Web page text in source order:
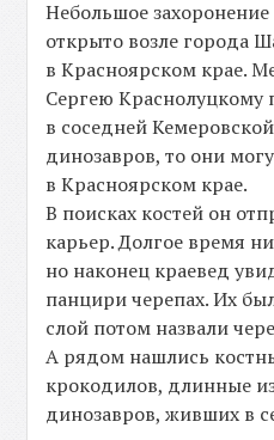
Небольшое
открыто возле города
в Красноярском крае.
Сергею
в соседней
динозавров, то они
в Красноярском крае.
В поисках костей он
карьер. Долгое время
но наконец краевед
панцири черепах. Их
слой потом назвали
А рядом нашлись
крокодилов, длинные
динозавров, живших в